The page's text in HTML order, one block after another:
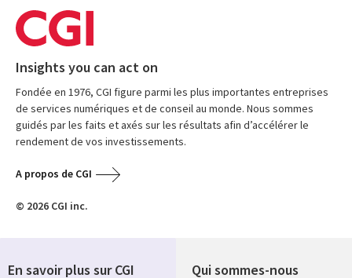
Insights you can act on
Fondée en 1976, CGI figure parmi les plus importantes entreprises
de services numériques et de conseil au monde. Nous sommes
guidés par les faits et axés sur les résultats afin d’accélérer le
rendement de vos investissements.
A propos de CGI
© 2026 CGI inc.
Qui sommes-nous
En savoir plus sur CGI